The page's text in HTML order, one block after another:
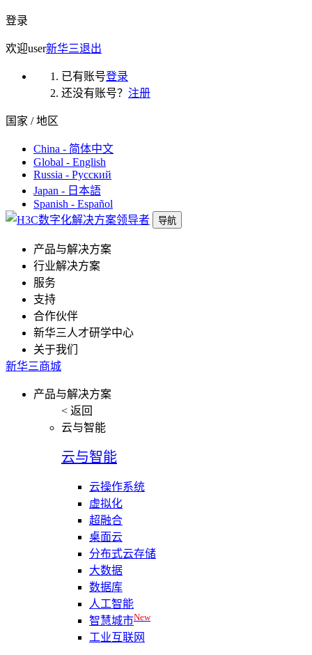
登录
欢迎user新华三退出
已有账号登录
还没有账号？ 注册
国家 / 地区
China - 简体中文
Global - English
Russia - Русский
Japan - 日本語
Spanish - Español
导航
产品与解决方案
行业解决方案
服务
支持
合作伙伴
新华三人才研学中心
关于我们
新华三商城
产品与解决方案
< 返回
云与智能
云与智能
云操作系统
虚拟化
超融合
桌面云
分布式云存储
大数据
数据库
人工智能
智慧城市New
工业互联网